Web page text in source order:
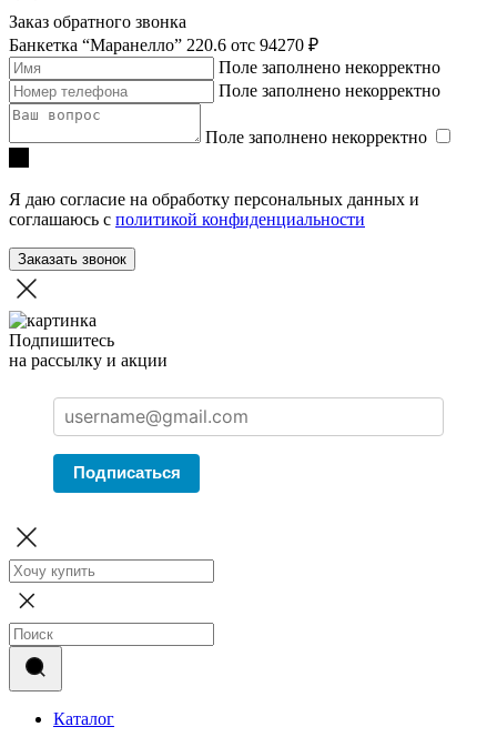
Заказ обратного звонка
Банкетка “Маранелло” 220.6 отc 94270 ₽
Поле заполнено некорректно
Поле заполнено некорректно
Поле заполнено некорректно
Я даю согласие на обработку персональных данных и
соглашаюсь с политикой конфиденциальности
Заказать звонок
Подпишитесь
на рассылку и акции
Подписаться
Каталог